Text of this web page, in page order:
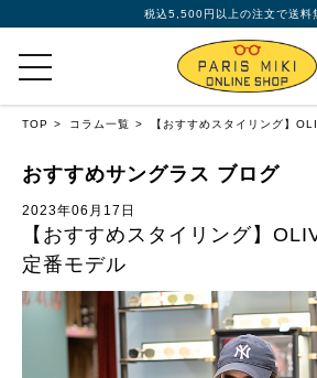
税込5,500円以上の注文で送料
TOP コラム一覧 【おすすめスタイリング】
おすすめサングラス ブログ
2023年06月17日
【おすすめスタイリング】
定番モデル